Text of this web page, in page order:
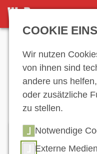
Anzeigen- und
COOKIE
Wir nutzen
von ihnen sind
andere uns
oder zusätzliche
zu stellen.
Notwendige
Externe Medien